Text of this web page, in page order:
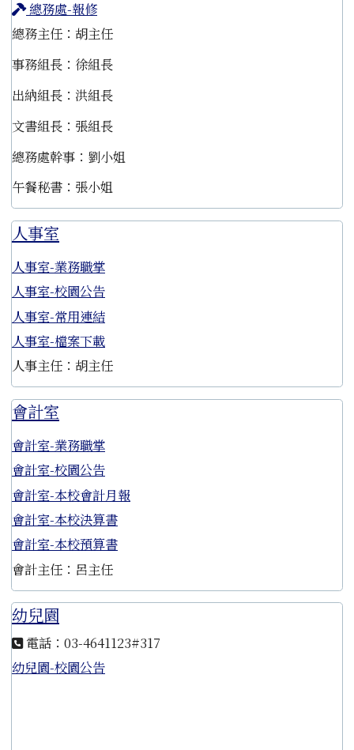
總務處-報修
總務主任：胡主任
事務組長：徐組長
出納組長：洪組長
文書組長：張組長
總務處幹事：劉小姐
午餐秘書：張小姐
人事室
人事室-業務職掌
人事室-校園公告
人事室-常用連結
人事室-檔案下載
人事主任：胡主任
會計室
會計室-業務職掌
會計室-校園公告
會計室-本校會計月報
會計室-本校決算書
會計室-本校預算書
會計主任：呂主任
幼兒園
電話：03-4641123#317
幼兒園-校園公告